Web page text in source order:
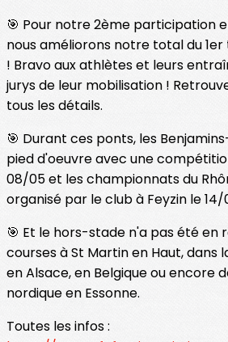
🎯 Pour notre 2ème participation
nous améliorons notre total du
! Bravo aux athlètes et leurs
jurys de leur mobilisation !
tous les détails.
🎯 Durant ces ponts, les
pied d'oeuvre avec une
08/05 et les championnats du
organisé par le club à Feyzin le 14/
🎯 Et le hors-stade n'a pas été en
courses à St Martin en Haut, dans
en Alsace, en Belgique ou encore
nordique en Essonne.
Toutes les infos :